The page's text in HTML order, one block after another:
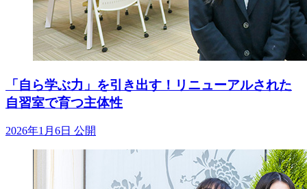
「自ら学ぶ力」を引き出す！リニューアルされた
自習室で育つ主体性
2026年1月6日 公開